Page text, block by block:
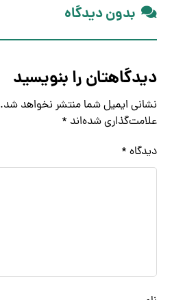
بدون دیدگاه
دیدگاهتان را بنویسید
نشانی ایمیل شما منتشر نخواهد شد.
علامت‌گذاری شده‌اند *
دیدگاه *